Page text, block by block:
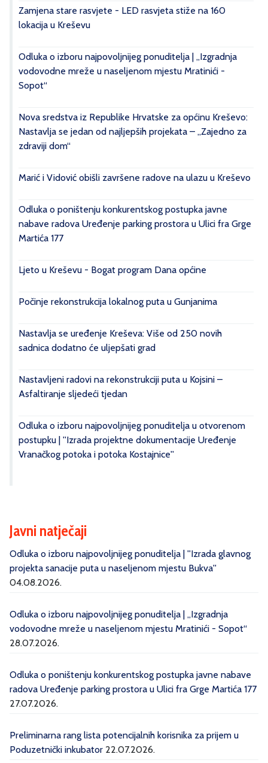
Zamjena stare rasvjete - LED rasvjeta stiže na 160
lokacija u Kreševu
Odluka o izboru najpovoljnijeg ponuditelja | „Izgradnja
vodovodne mreže u naseljenom mjestu Mratinići -
Sopot“
Nova sredstva iz Republike Hrvatske za općinu Kreševo:
Nastavlja se jedan od najljepših projekata – „Zajedno za
zdraviji dom“
Marić i Vidović obišli završene radove na ulazu u Kreševo
Odluka o poništenju konkurentskog postupka javne
nabave radova Uređenje parking prostora u Ulici fra Grge
Martića 177
Ljeto u Kreševu - Bogat program Dana općine
Počinje rekonstrukcija lokalnog puta u Gunjanima
Nastavlja se uređenje Kreševa: Više od 250 novih
sadnica dodatno će uljepšati grad
Nastavljeni radovi na rekonstrukciji puta u Kojsini –
Asfaltiranje sljedeći tjedan
Odluka o izboru najpovoljnijeg ponuditelja u otvorenom
postupku | ''Izrada projektne dokumentacije Uređenje
Vranačkog potoka i potoka Kostajnice''
Javni natječaji
Odluka o izboru najpovoljnijeg ponuditelja | ''Izrada glavnog
projekta sanacije puta u naseljenom mjestu Bukva''
04.08.2026.
Odluka o izboru najpovoljnijeg ponuditelja | „Izgradnja
vodovodne mreže u naseljenom mjestu Mratinići - Sopot“
28.07.2026.
Odluka o poništenju konkurentskog postupka javne nabave
radova Uređenje parking prostora u Ulici fra Grge Martića 177
27.07.2026.
Preliminarna rang lista potencijalnih korisnika za prijem u
Poduzetnički inkubator 22.07.2026.